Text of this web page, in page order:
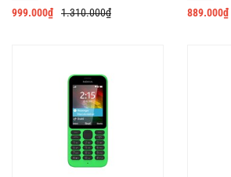
999.000₫ 1.310.000₫ 889.000₫